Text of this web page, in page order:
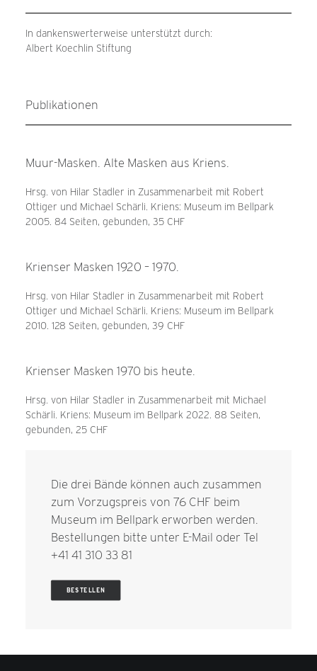
In dankenswerterweise unterstützt durch:
Albert Koechlin Stiftung
Publikationen
Muur-Masken. Alte Masken aus Kriens.
Hrsg. von Hilar Stadler in Zusammenarbeit mit Robert
Ottiger und Michael Schärli. Kriens: Museum im Bellpark
2005. 84 Seiten, gebunden, 35 CHF
Krienser Masken 1920 – 1970.
Hrsg. von Hilar Stadler in Zusammenarbeit mit Robert
Ottiger und Michael Schärli. Kriens: Museum im Bellpark
2010. 128 Seiten, gebunden, 39 CHF
Krienser Masken 1970 bis heute.
Hrsg. von Hilar Stadler in Zusammenarbeit mit Michael
Schärli. Kriens: Museum im Bellpark 2022. 88 Seiten,
gebunden, 25 CHF
Die drei Bände können auch zusammen
zum Vorzugspreis von 76 CHF beim
Museum im Bellpark erworben werden.
Bestellungen bitte unter E-Mail oder Tel
+41 41 310 33 81
BESTELLEN